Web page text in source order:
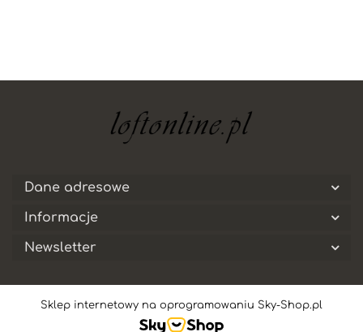
Dane adresowe
Informacje
Newsletter
Sklep internetowy na oprogramowaniu Sky-Shop.pl